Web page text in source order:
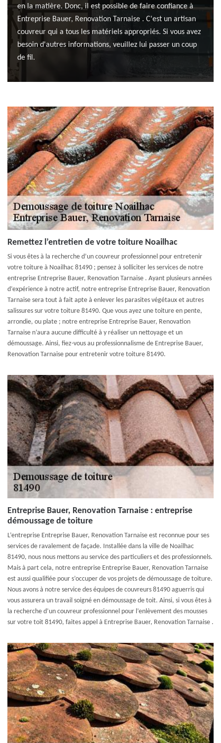
en la matière. Donc, il est possible de faire confiance à
Entreprise Bauer, Renovation Tarnaise . C'est un artisan
couvreur qui a tous les matériels appropriés. Si vous avez
besoin d'autres informations, veuillez lui passer un coup
de fil.
Remettez l’entretien de votre toiture Noailhac
Si vous êtes à la recherche d’un couvreur professionnel pour entretenir
votre toiture à Noailhac 81490 ; pensez à solliciter les services de notre
entreprise Entreprise Bauer, Renovation Tarnaise . Ayant plusieurs années
d’expérience à notre actif, notre entreprise Entreprise Bauer, Renovation
Tarnaise sera tout à fait apte à enlever les parasites végétaux et autres
salissures sur votre toiture 81490. Que vous ayez une toiture en pente,
arrondie, ou plate ; notre entreprise Entreprise Bauer, Renovation
Tarnaise n’aura aucune difficulté à y réaliser un nettoyage et un
démoussage. Ainsi, fiez-vous au professionnalisme de Entreprise Bauer,
Renovation Tarnaise pour entretenir votre toiture 81490.
Entreprise Bauer, Renovation Tarnaise : entreprise
démoussage de toiture
L’entreprise Entreprise Bauer, Renovation Tarnaise est reconnue pour ses
services de ravalement de façade. Installée dans la ville de Noailhac
81490, nous nous mettons au service des particuliers et des professionnels.
Mais à part cela, notre entreprise Entreprise Bauer, Renovation Tarnaise
est aussi qualifiée pour s’occuper de vos projets de démoussage de toiture.
Nous avons à notre service des équipes de couvreurs 81490 aguerris qui
vous assurera un travail soigné en démoussage de toit. Ainsi, si vous êtes à
la recherche d’un couvreur professionnel pour l’enlèvement des mousses
sur votre toit 81490, faites appel à Entreprise Bauer, Renovation Tarnaise .